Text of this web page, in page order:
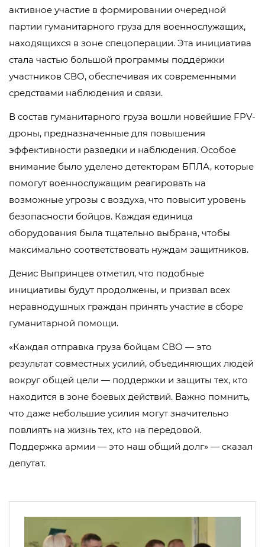
активное участие в формировании очередной
партии гуманитарного груза для военнослужащих,
находящихся в зоне спецоперации. Эта инициатива
стала частью большой программы поддержки
участников СВО, обеспечивая их современными
средствами наблюдения и связи.
В состав гуманитарного груза вошли новейшие FPV-
дроны, предназначенные для повышения
эффективности разведки и наблюдения. Особое
внимание было уделено детекторам БПЛА, которые
помогут военнослужащим реагировать на
возможные угрозы с воздуха, что повысит уровень
безопасности бойцов. Каждая единица
оборудования была тщательно выбрана, чтобы
максимально соответствовать нуждам защитников.
Денис Выпринцев отметил, что подобные
инициативы будут продолжены, и призвал всех
неравнодушных граждан принять участие в сборе
гуманитарной помощи.
«Каждая отправка груза бойцам СВО — это
результат совместных усилий, объединяющих людей
вокруг общей цели — поддержки и защиты тех, кто
находится в зоне боевых действий. Важно помнить,
что даже небольшие усилия могут значительно
повлиять на жизнь тех, кто на передовой.
Поддержка армии — это наш общий долг» — сказал
депутат.